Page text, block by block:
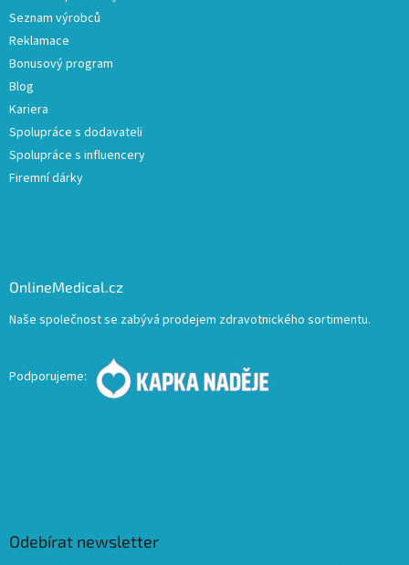
Seznam výrobců
Reklamace
Bonusový program
Blog
Kariera
Spolupráce s dodavateli
Spolupráce s influencery
Firemní dárky
OnlineMedical.cz
Naše společnost se zabývá prodejem zdravotnického sortimentu.
Podporujeme:
Odebírat newsletter